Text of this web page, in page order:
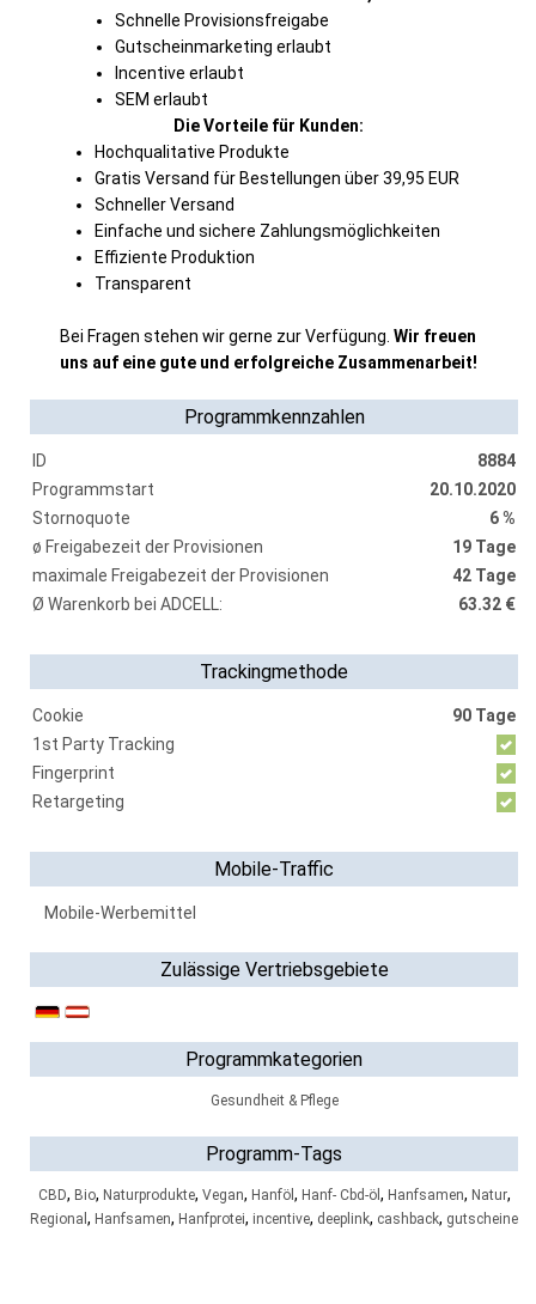
Schnelle Provisionsfreigabe
Gutscheinmarketing erlaubt
Incentive erlaubt
SEM erlaubt
Die Vorteile für Kunden:
Hochqualitative Produkte
Gratis Versand für Bestellungen über 39,95 EUR
Schneller Versand
Einfache und sichere Zahlungsmöglichkeiten
Effiziente Produktion
Transparent
Bei Fragen stehen wir gerne zur Verfügung. Wir freuen
uns auf eine gute und erfolgreiche Zusammenarbeit!
Programmkennzahlen
ID
8884
Programmstart
20.10.2020
Stornoquote
6 %
ø Freigabezeit der Provisionen
19 Tage
maximale Freigabezeit der Provisionen
42 Tage
Ø Warenkorb bei ADCELL:
63.32 €
Trackingmethode
Cookie
90 Tage
1st Party Tracking
Fingerprint
Retargeting
Mobile-Traffic
Mobile-Werbemittel
Zulässige Vertriebsgebiete
Programmkategorien
Gesundheit & Pflege
Programm-Tags
CBD, Bio, Naturprodukte, Vegan, Hanföl , Hanf- Cbd-öl , Hanfsamen, Natur,
Regional , Hanfsamen, Hanfprotei, incentive, deeplink, cashback, gutscheine